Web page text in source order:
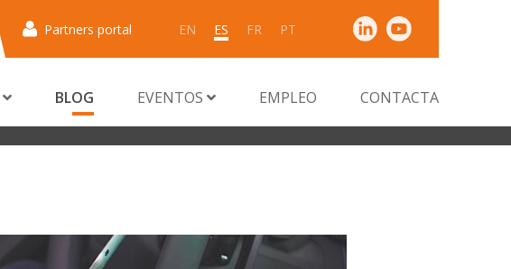
Partners portal EN ES FR PT
BLOG EVENTOS EMPLEO CONTACTA